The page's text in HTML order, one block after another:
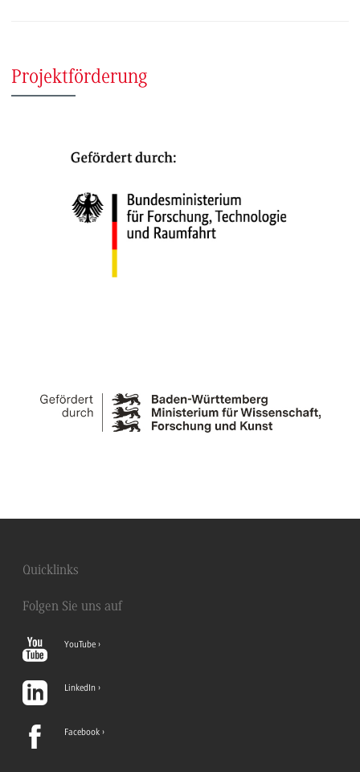
Projektförderung
Quicklinks
Folgen Sie uns auf
YouTube
LinkedIn
Facebook